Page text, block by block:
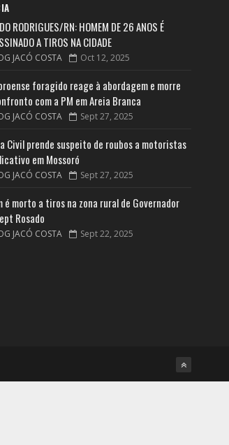
RODRIGUES/RN: HOMEM DE 26 ANOS É
A TIROS NA CIDADE
JACÓ COSTA Oct 12, 2025
foragido reage à abordagem e morre
com a PM em Areia Branca
JACÓ COSTA Sept 27, 2025
Civil prende suspeito de roubos a motoristas
em Mossoró
JACÓ COSTA Sept 27, 2025
é morto a tiros na zona rural de Governador
Rosado
JACÓ COSTA Sept 22, 2025